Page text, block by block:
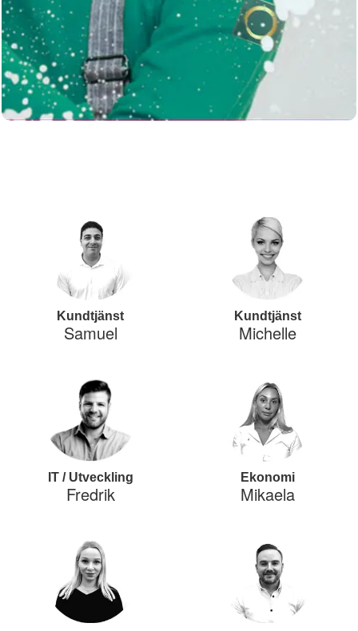
Kundtjänst
Samuel
Kundtjänst
Michelle
IT / Utveckling
Fredrik
Ekonomi
Mikaela